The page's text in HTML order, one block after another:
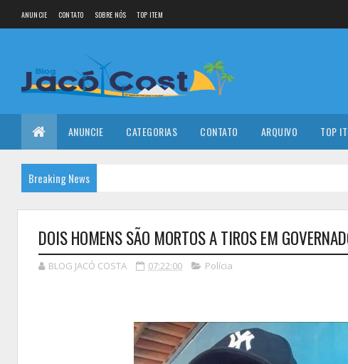
ANUNCIE CONTATO SOBRE NÓS TOP ITEM
ANUNCIE CATEGORIAS CONTATO ARQUIVO TOP
Breaking News
DOIS HOMENS SÃO MORTOS A TIROS EM
BLOG JACÓ COSTA 07:22:00 Polícia